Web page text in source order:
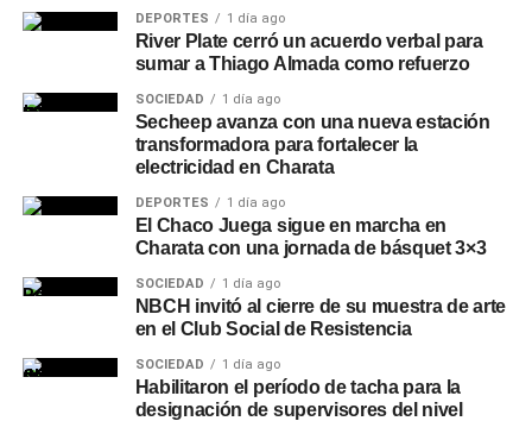
DEPORTES 1 día ago
River Plate cerró un acuerdo verbal para
sumar a Thiago Almada como refuerzo
SOCIEDAD 1 día ago
Secheep avanza con una nueva estación
transformadora para fortalecer la
electricidad en Charata
DEPORTES 1 día ago
El Chaco Juega sigue en marcha en
Charata con una jornada de básquet 3×3
SOCIEDAD 1 día ago
NBCH invitó al cierre de su muestra de arte
en el Club Social de Resistencia
SOCIEDAD 1 día ago
Habilitaron el período de tacha para la
designación de supervisores del nivel